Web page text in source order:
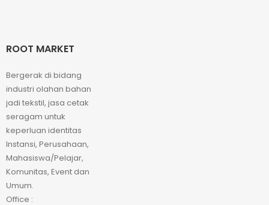
ROOT MARKET
Bergerak di bidang
industri olahan bahan
jadi tekstil, jasa cetak
seragam untuk
keperluan identitas
Instansi, Perusahaan,
Mahasiswa/Pelajar,
Komunitas, Event dan
Umum.
Office :